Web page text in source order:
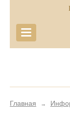
Главная →